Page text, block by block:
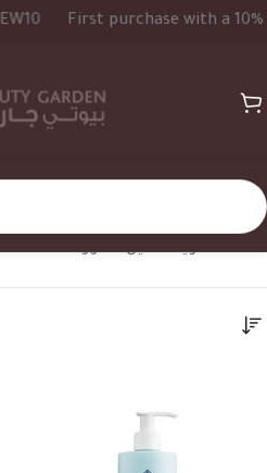
First purchase with a 10%
Products tagged “ريلاستيل”